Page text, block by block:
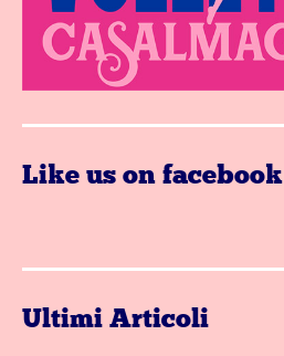
Like us on facebook
Ultimi Articoli